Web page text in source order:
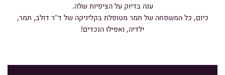
ענה בדיוק על הציפיות שלה.
כיום, כל המשפחה של תמר מטופלת בקליניקה של ד"ר דולב, תמר,
ילדיה, ואפילו הנכדים!